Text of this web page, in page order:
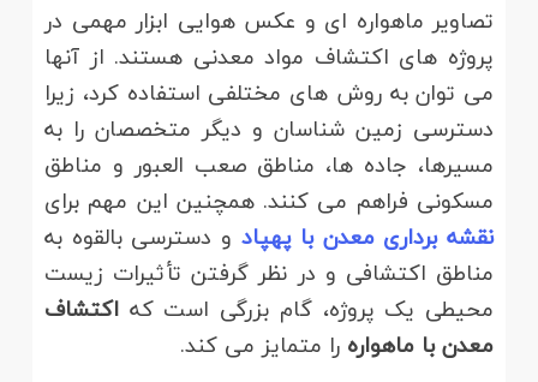
تصاویر ماهواره ای و عکس هوایی ابزار مهمی در
پروژه های اکتشاف مواد معدنی هستند. از آنها
می توان به روش های مختلفی استفاده کرد، زیرا
دسترسی زمین شناسان و دیگر متخصصان را به
مسیرها، جاده ها، مناطق صعب العبور و مناطق
مسکونی فراهم می کنند. همچنین این مهم برای
نقشه برداری معدن با پهپاد و دسترسی بالقوه به
مناطق اکتشافی و در نظر گرفتن تأثیرات زیست
محیطی یک پروژه، گام بزرگی است که اکتشاف
معدن با ماهواره را متمایز می کند.